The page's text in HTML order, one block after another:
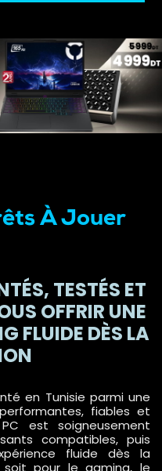
À Jouer
TESTÉS ET
OFFRIR UNE
FLUIDE DÈS LA
en Tunisie parmi une
fiables et
est soigneusement
compatibles, puis
fluide dès la
pour le gaming, le